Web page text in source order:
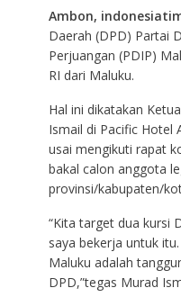
Ambon,
Daerah (DPD) Partai
Perjuangan (PDIP)
RI dari Maluku.
Hal ini dikatakan
Ismail di Pacific Hotel
usai mengikuti rapat
bakal calon anggota
provinsi/kabupaten/
“Kita target dua kursi
saya bekerja untuk
Maluku adalah
DPD,”tegas Murad